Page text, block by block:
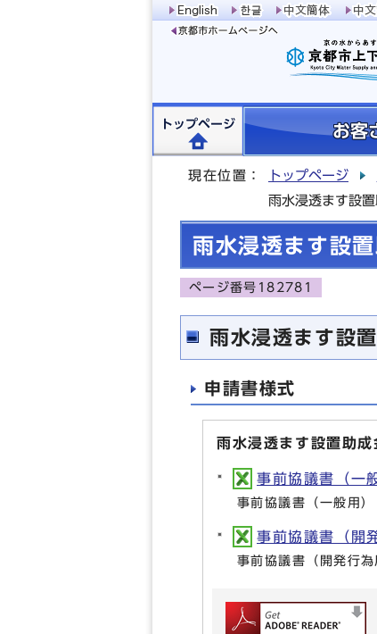
トップページ お客
現在位置： トップページ
雨水浸透ます設
雨水浸透ます設
ページ番号182781
雨水浸透ます設
申請書様式
雨水浸透ます設置助
事前協議書（一
事前協議書（一般用）
事前協議書（開
事前協議書（開発行為